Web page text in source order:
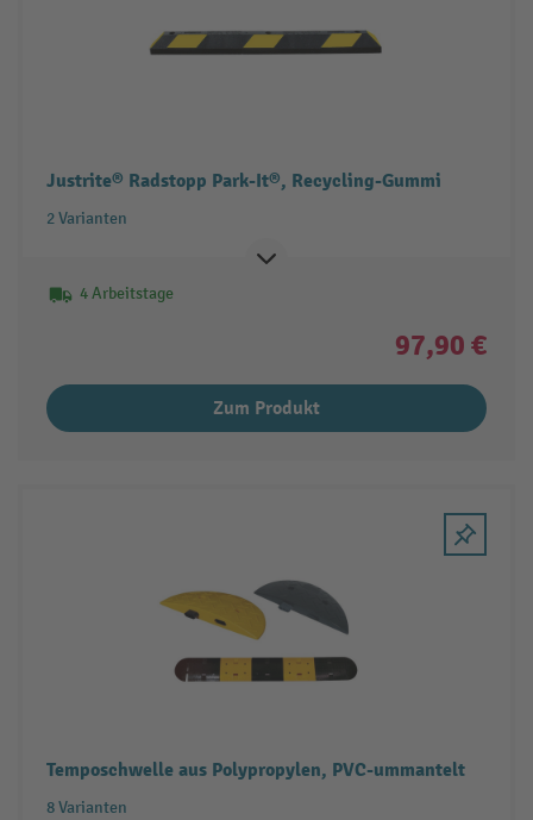
Justrite® Radstopp Park-It®, Recycling-Gummi
2 Varianten
4 Arbeitstage
97,90 €
Zum Produkt
Temposchwelle aus Polypropylen, PVC-ummantelt
8 Varianten